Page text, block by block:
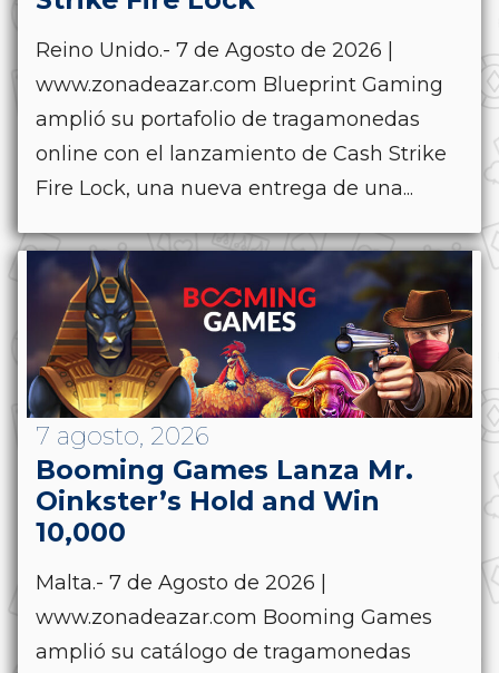
Reino Unido.- 7 de Agosto de 2026 |
www.zonadeazar.com Blueprint Gaming
amplió su portafolio de tragamonedas
online con el lanzamiento de Cash Strike
Fire Lock, una nueva entrega de una...
7 agosto, 2026
Booming Games Lanza Mr.
Oinkster’s Hold and Win
10,000
Malta.- 7 de Agosto de 2026 |
www.zonadeazar.com Booming Games
amplió su catálogo de tragamonedas